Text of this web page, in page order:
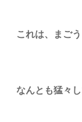
これは、まご
なんとも猛々